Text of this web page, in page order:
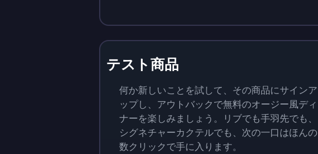
テスト商品
何か新しいことを試して、その商品にサインア
ップし、アウトバックで無料のオージー風ディ
ナーを楽しみましょう。リブでも手羽先でも、
シグネチャーカクテルでも、次の一口はほんの
数クリックで手に入ります。